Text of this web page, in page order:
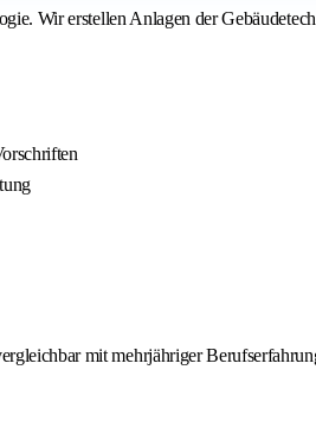
Wir erstellen Anlagen der
mit mehrjähriger